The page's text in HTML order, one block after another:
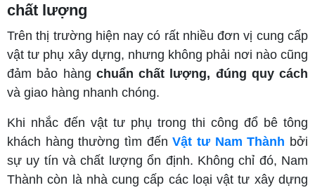
chất lượng
Trên thị trường hiện nay có rất nhiều đơn vị cung cấp
vật tư phụ xây dựng, nhưng không phải nơi nào cũng
đảm bảo hàng chuẩn chất lượng, đúng quy cách
và giao hàng nhanh chóng.
Khi nhắc đến vật tư phụ trong thi công đổ bê tông
khách hàng thường tìm đếnVật tư Nam Thành bởi
sự uy tín và chất lượng ổn định. Không chỉ đó, Nam
Thành còn là nhà cung cấp các loại vật tư xây dựng